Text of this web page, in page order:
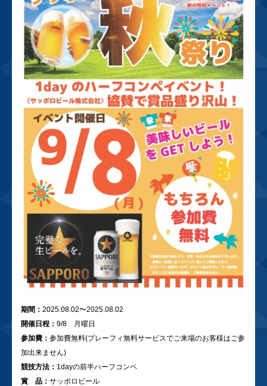
期間： 2025.08.02〜2025.08.02
開催日程： 9/8 月曜日
参加費： 参加費無料(プレーフィ無料サービスでご来場のお客様はご参
加出来ません)
競技方法： 1dayの前半ハーフコンペ
賞 品： サッポロビール